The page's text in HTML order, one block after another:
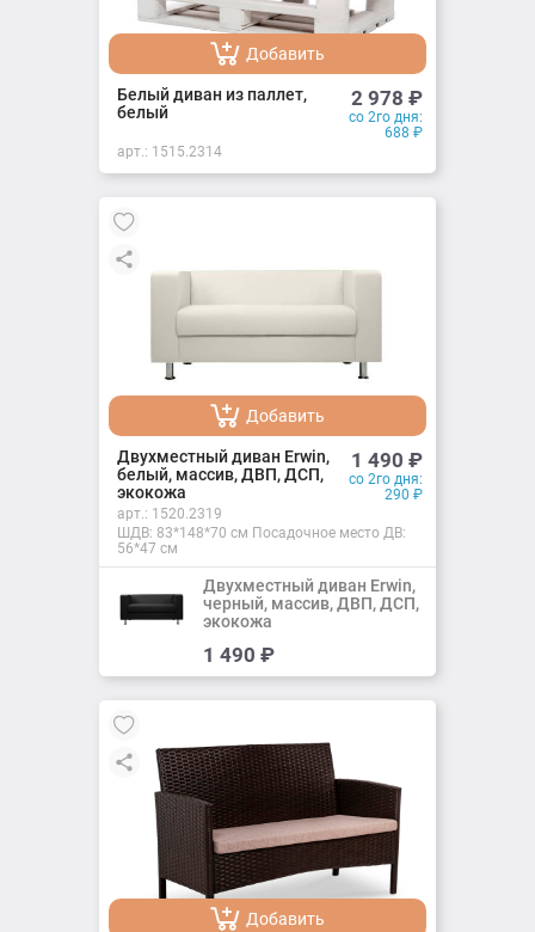
Добавить
Добавлено
Белый диван из паллет,
белый
2 978 ₽
со 2го дня:
688 ₽
арт.: 1515.2314
Добавить
Добавлено
Двухместный диван Erwin,
белый, массив, ДВП, ДСП,
экокожа
1 490 ₽
со 2го дня:
290 ₽
арт.: 1520.2319
ШДВ: 83*148*70 см Посадочное место ДВ:
56*47 см
Добавлено
Двухместный диван Erwin,
черный, массив, ДВП, ДСП,
экокожа
1 490 ₽
Добавить